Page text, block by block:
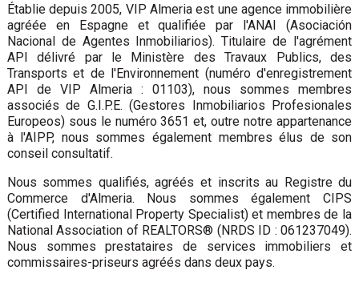
Établie depuis 2005, VIP Almeria est une agence immobilière
agréée en Espagne et qualifiée par l'ANAI (Asociación
Nacional de Agentes Inmobiliarios). Titulaire de l'agrément
API délivré par le Ministère des Travaux Publics, des
Transports et de l'Environnement (numéro d'enregistrement
API de VIP Almeria : 01103), nous sommes membres
associés de G.I.P.E. (Gestores Inmobiliarios Profesionales
Europeos) sous le numéro 3651 et, outre notre appartenance
à l'AIPP, nous sommes également membres élus de son
conseil consultatif.
Nous sommes qualifiés, agréés et inscrits au Registre du
Commerce d'Almeria. Nous sommes également CIPS
(Certified International Property Specialist) et membres de la
National Association of REALTORS® (NRDS ID : 061237049).
Nous sommes prestataires de services immobiliers et
commissaires-priseurs agréés dans deux pays.